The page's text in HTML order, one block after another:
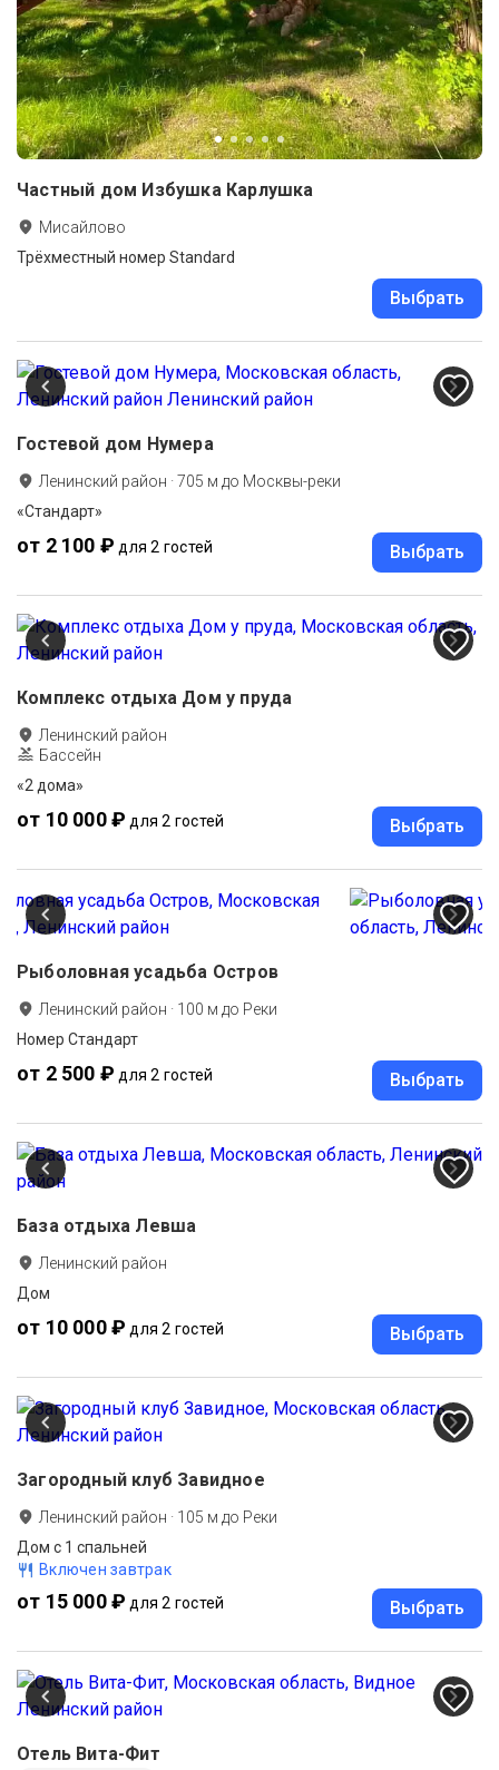
Частный дом Избушка Карлушка
Мисайлово
Трёхместный номер Standard
Выбрать
Гостевой дом Нумера
Ленинский район ·705 м до Москвы-реки
«Стандарт»
от 2 100 ₽ для 2 гостей Выбрать
Комплекс отдыха Дом у пруда
Ленинский район
Бассейн
«2 дома»
от 10 000 ₽ для 2 гостей Выбрать
Рыболовная усадьба Остров
Ленинский район · 100 м до Реки
Номер Стандарт
от 2 500 ₽ для 2 гостей Выбрать
База отдыха Левша
Ленинский район
Дом
от 10 000 ₽ для 2 гостей Выбрать
Загородный клуб Завидное
Ленинский район · 105 м до Реки
Дом с 1 спальней
Включен завтрак
от 15 000 ₽ для 2 гостей Выбрать
Отель Вита-Фит